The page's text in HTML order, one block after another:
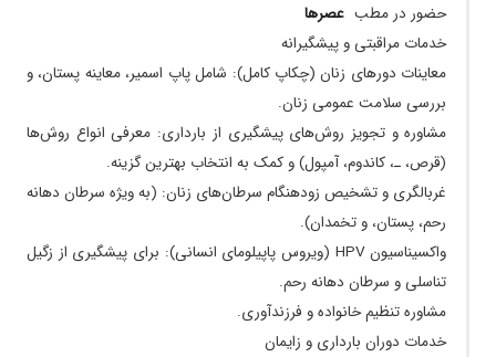
سلام خانم دکتر گلم من پسرم آریا را چند سال قبل
نزد شما به دنیا آوردم . داشتم دنبال یک متخصص
زنان خوب می گشتم که اسم شما را دیدم و خیلی
خوشحال شدم . وجود دکتر خوب و با وجدانی مثل
شما توی یک شهرستان کوچک واقعا نعمت بود .
حیف که دیگه اینجا نیستید .
پریود های طولانی که خداروشکر مشکلم رفع شد
بسیار مهربان و دقیق و پیگیر ۱۴۰۵/۰۵/۱۲
بسیار باحوصله مهربان و خوش برخورد.فعلا تحت
درمان هستم
در حد یک باری که مراجعه کردم خیلی دقیق گوش
کردن،دقیق راهنمایی کردن و بسیار به جزییات توجه
دارند و واقعا طبیب هستند.
حضور در مطب عصر‌ها
خدمات مراقبتی و پیشگیرانه
معاینات دور‌های زنان (چکاپ کامل): شامل پاپ اسمیر، معاینه پستان، و
بررسی سلامت عمومی زنان.
مشاوره و تجویز روش‌های پیشگیری از بارداری: معرفی انواع روش‌ها
(قرص، ـ، کاندوم، آمپول) و کمک به انتخاب بهترین گزینه.
غربالگری و تشخیص زودهنگام سرطان‌های زنان: (به ویژه سرطان دهانه
رحم، پستان، و تخمدان).
واکسیناسیون HPV (ویروس پاپیلومای انسانی): برای پیشگیری از زگیل
تناسلی و سرطان دهانه رحم.
مشاوره تنظیم خانواده و فرزندآوری.
خدمات دوران بارداری و زایمان